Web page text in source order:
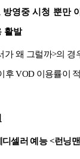
방영중 시청 뿐만
활발
가 왜 그럴까>의 경
후 VOD 이용률이
셀러 예능 <런닝